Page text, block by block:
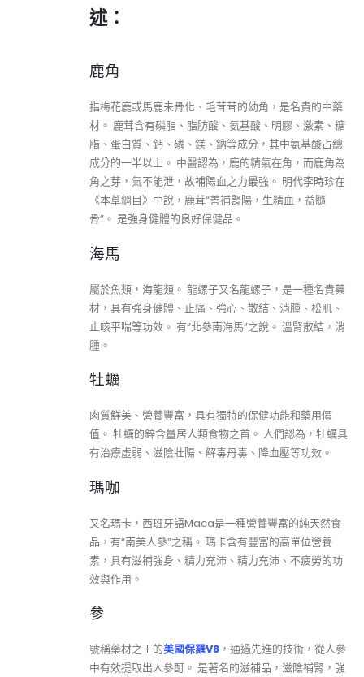
述：
鹿角
指梅花鹿或馬鹿未骨化、毛茸茸的幼角，是名貴的中藥
材。 鹿茸含有磷脂、脂肪酸、氨基酸、明膠、激素、糖
脂、蛋白質、鈣、磷、鎂、鈉等成分，其中氨基酸占總
成分的一半以上。 中醫認為，鹿的精氣在角，而鹿角為
角之芽，氣不能泄，故補陽血之力最強。 明代李時珍在
《本草綱目》中說，鹿茸“善補腎陽，生精血，益髓
骨”。 是強身健體的良好保健品。
海馬
屬於魚類，海龍類。 龍螺子又名龍螺子，是一種名貴藥
材，具有強身健體、止痛、強心、散結、消腫、松肌、
止咳平喘等功效。 有“北參南海馬”之說。 溫腎散結，消
腫。
牡蠣
肉質鮮美、營養豐富，具有獨特的保健功能和藥用價
值。 牡蠣的鋅含量居人類食物之首。 人們認為，牡蠣具
有治療虛弱、滋陰壯陽、解毒丹毒、降血壓等功效。
瑪咖
又名瑪卡，西班牙語Maca是一種營養豐富的純天然食
品，有“南美人參”之稱。 瑪卡含有豐富的高單位營養
素，具有滋補強身、精力充沛、精力充沛、不疲勞的功
效與作用。
參
號稱藥材之王的美國保羅V8 ，通過先進的技術，從人參
中有效提取出人參酊。 是著名的滋補品，滋陰補腎，強